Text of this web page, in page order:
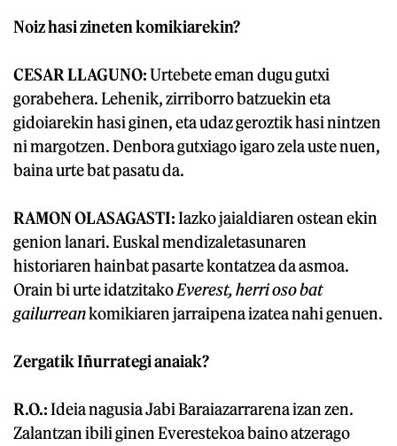
Noiz hasi zineten komikiarekin?
CESAR LLAGUNO:Urtebete eman dugu gutxi
gorabehera. Lehenik, zirriborro batzuekin eta
gidoiarekin hasi ginen, eta udaz geroztik hasi nintzen
ni margotzen. Denbora gutxiago igaro zela uste nuen,
baina urte bat pasatu da.
RAMON OLASAGASTI:Iazko jaialdiaren ostean ekin
genion lanari. Euskal mendizaletasunaren
historiaren hainbat pasarte kontatzea da asmoa.
Orain bi urte idatzitakoEverest, herri oso bat
gailurreankomikiaren jarraipena izatea nahi genuen.
Zergatik Iñurrategi anaiak?
R.O.:Ideia nagusia Jabi Baraiazarrarena izan zen.
Zalantzan ibili ginen Everestekoa baino atzerago